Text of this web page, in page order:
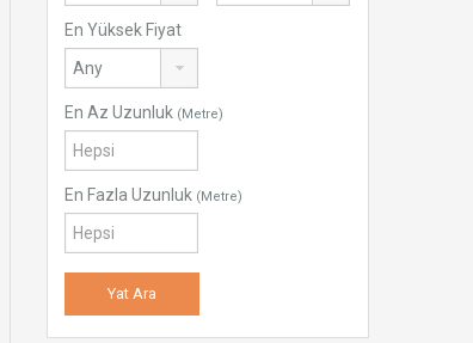
En Yüksek Fiyat
En Az Uzunluk (Metre)
En Fazla Uzunluk (Metre)